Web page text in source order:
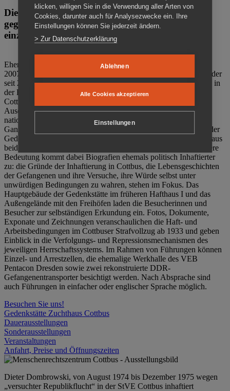
Die Gedenkstätte Zuchthaus Cottbus ist ein Ort
gegen das Vergessen. Anschaulich, nah und
einzigartig.
Ehemalige politische Häftlinge der DDR gründeten im Oktober
2007 den Verein Menschenrechtszentrum Cottbus e. V. (MRZ), der
seit 2011 Eigentümer des ehemaligen Gefängnisses (1860-2002) in
der Bautzener Straße und Träger der Gedenkstätte Zuchthaus
Cottbus ist. Im Zentrum der Arbeit der Gedenkstätte steht die
Auseinandersetzung mit politischem Unrecht während der
nationalsozialistischen Terrorherrschaft und der SED-Diktatur.
Ganzjährig zeigen mehrere Dauer- und Sonderausstellungen in der
Gedenkstätte Zuchthaus Cottbus Beispiele politischen Unrechts aus
beiden deutschen Diktaturen des 20. Jahrhunderts. Eine besondere
Bedeutung kommt dabei Biografien ehemals politisch Inhaftierter
zu: die Gründe der Inhaftierung in Cottbus, die Lebensgeschichten
der Gefangenen und ihre Versuche, ihre Würde selbst unter
unwürdigen Bedingungen zu wahren, stehen im Fokus. Das
Hauptgebäude der Gedenkstätte im früheren Hafthaus I und das
Außengelände mit den Freihöfen laden die Besucherinnen und
Besucher zur selbständigen Erkundung ein. Fotos, Dokumente,
Exponate und Zeichnungen veranschaulichen die Haft- und
Arbeitsbedingungen im Cottbuser Strafvollzug ab 1933 und geben
Einblick in die Verfolgungs- und Repressionsmechanismen des
jeweiligen Herrschaftssystems. Im Rahmen von Führungen können
Einzel- und Arrestzellen, die ehemalige Werkhalle des VEB
Pentacon Dresden sowie zwei rekonstruierte DDR-
Gefangenentransporter besichtigt werden. Nach Absprache sind
auch Führungen in einfacher oder englischer Sprache möglich.
Besuchen Sie uns!
Gedenkstätte Zuchthaus Cottbus
Dauerausstellungen
Sonderausstellungen
Veranstaltungen
Anfahrt, Preise und Öffnungszeiten
Dieter Dombrowski, von August 1974 bis Dezember 1975 wegen
„versuchter Republikflucht“ in der StVE Cottbus inhaftiert
klicken, willigen Sie in die Verwendung aller Arten von
Cookies, darunter auch für Analysezwecke ein. Ihre
Einstellungen können Sie jederzeit ändern.
> Zur Datenschutzerklärung
Ablehnen
Alle Cookies akzeptieren
Einstellungen